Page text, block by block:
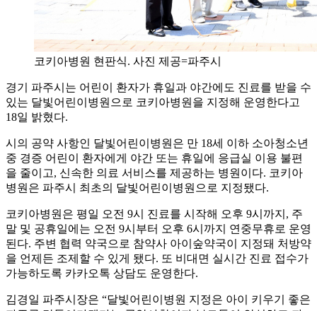
코키아병원 현판식. 사진 제공=파주시
경기 파주시는 어린이 환자가 휴일과 야간에도 진료를 받을 수
있는 달빛어린이병원으로 코키아병원을 지정해 운영한다고
18일 밝혔다.
시의 공약 사항인 달빛어린이병원은 만 18세 이하 소아청소년
중 경증 어린이 환자에게 야간 또는 휴일에 응급실 이용 불편
을 줄이고, 신속한 의료 서비스를 제공하는 병원이다. 코키아
병원은 파주시 최초의 달빛어린이병원으로 지정됐다.
코키아병원은 평일 오전 9시 진료를 시작해 오후 9시까지, 주
말 및 공휴일에는 오전 9시부터 오후 6시까지 연중무휴로 운영
된다. 주변 협력 약국으로 참약사 아이숲약국이 지정돼 처방약
을 언제든 조제할 수 있게 됐다. 또 비대면 실시간 진료 접수가
가능하도록 카카오톡 상담도 운영한다.
김경일 파주시장은 “달빛어린이병원 지정은 아이 키우기 좋은